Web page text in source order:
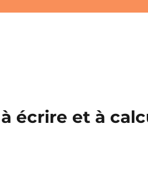
écrire et à